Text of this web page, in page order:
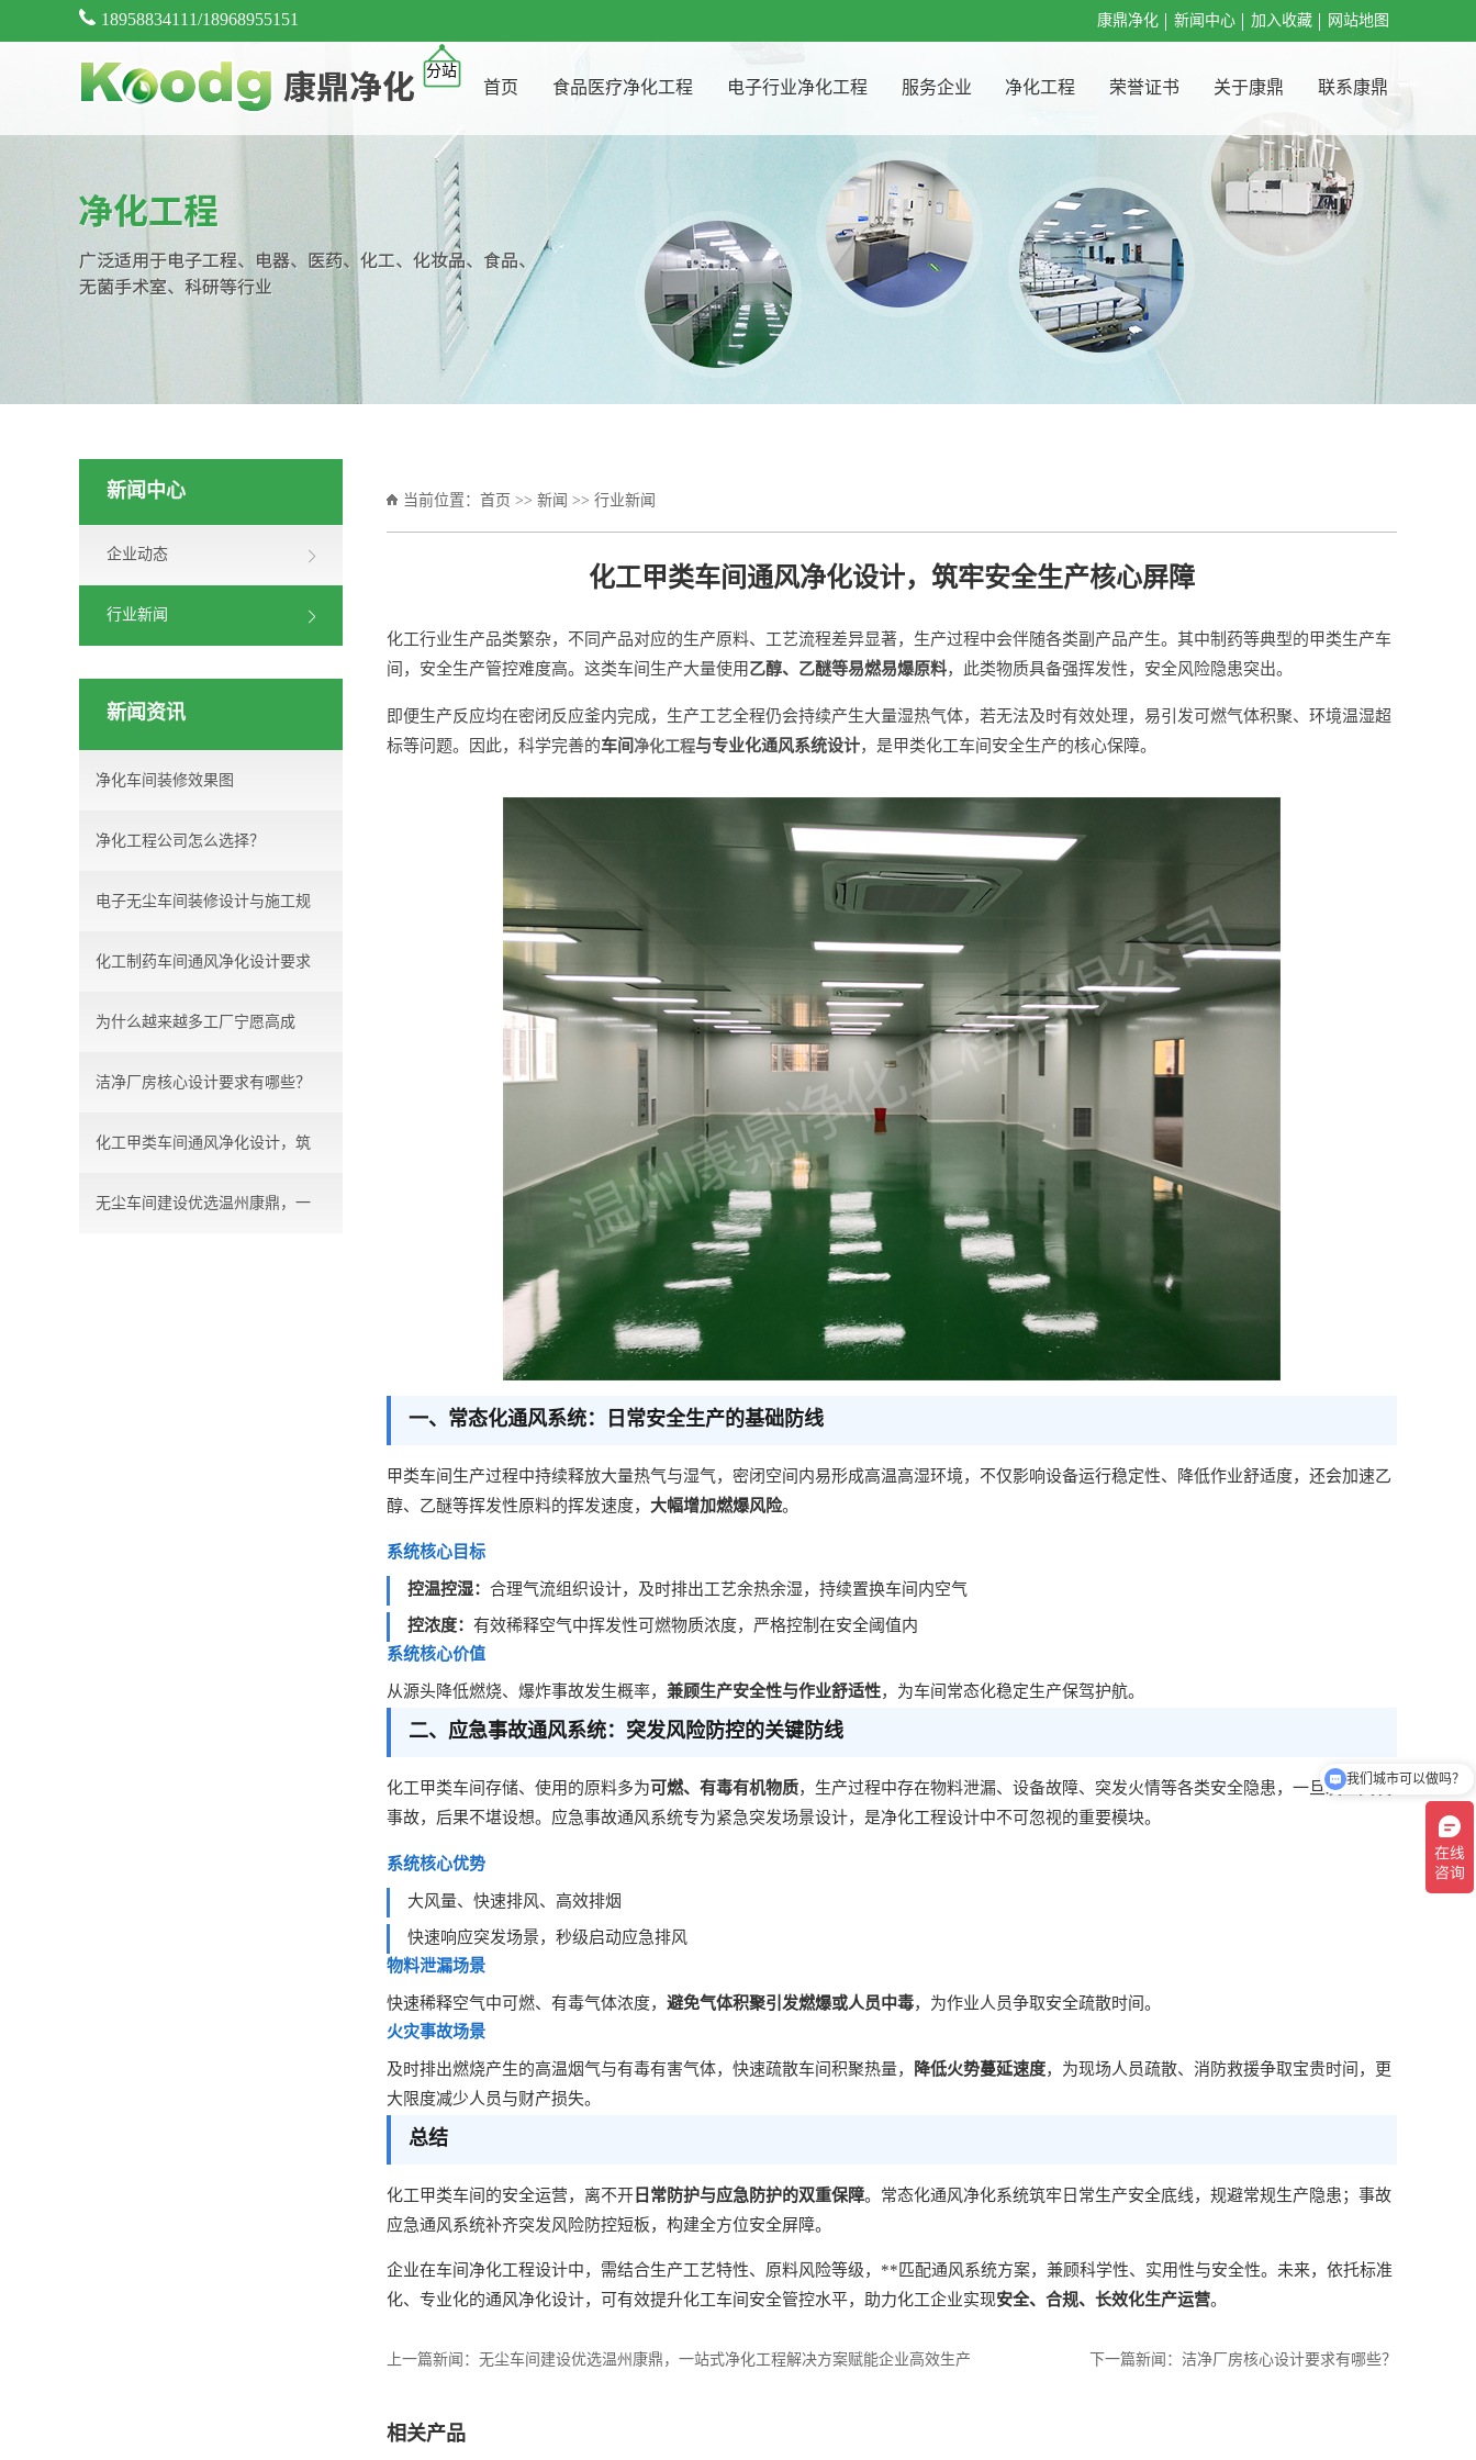
18958834111/18968955151 康鼎净化 新闻中心 加入收藏 网站地图
分站
首页 食品医疗净化工程 电子行业净化工程 服务企业 净化工程 荣誉证书 关于康鼎 联系康鼎
新闻中心
企业动态
行业新闻
新闻资讯
净化车间装修效果图
净化工程公司怎么选择？
电子无尘车间装修设计与施工规
范...
化工制药车间通风净化设计要求
为什么越来越多工厂宁愿高成
本，...
洁净厂房核心设计要求有哪些？
化工甲类车间通风净化设计，筑
牢...
无尘车间建设优选温州康鼎，一
当前位置： 首页 >> 新闻 >> 行业新闻
化工甲类车间通风净化设计，筑牢安全生产核心屏障
化工行业生产品类繁杂，不同产品对应的生产原料、工艺流程差异显著，生产过程中会伴随各类副产品产生。其中制药等典型的甲类生产车
间，安全生产管控难度高。这类车间生产大量使用乙醇、乙醚等易燃易爆原料，此类物质具备强挥发性，安全风险隐患突出。
即便生产反应均在密闭反应釜内完成，生产工艺全程仍会持续产生大量湿热气体，若无法及时有效处理，易引发可燃气体积聚、环境温湿超
标等问题。因此，科学完善的车间 净化工程与专业化通风系统设计，是甲类化工车间安全生产的核心保障。
一、常态化通风系统：日常安全生产的基础防线
甲类车间生产过程中持续释放大量热气与湿气，密闭空间内易形成高温高湿环境，不仅影响设备运行稳定性、降低作业舒适度，还会加速乙
醇、乙醚等挥发性原料的挥发速度， 大幅增加燃爆风险。
系统核心目标
控温控湿： 合理气流组织设计，及时排出工艺余热余湿，持续置换车间内空气
控浓度： 有效稀释空气中挥发性可燃物质浓度，严格控制在安全阈值内
系统核心价值
从源头降低燃烧、爆炸事故发生概率， 兼顾生产安全性与作业舒适性，为车间常态化稳定生产保驾护航。
二、应急事故通风系统：突发风险防控的关键防线
化工甲类车间存储、使用的原料多为可燃、有毒有机物质，生产过程中存在物料泄漏、设备故障、突发火情等各类安全隐患，一旦发生突发
事故，后果不堪设想。应急事故通风系统专为紧急突发场景设计，是净化工程设计中不可忽视的重要模块。
系统核心优势
大风量、快速排风、高效排烟
快速响应突发场景，秒级启动应急排风
物料泄漏场景
快速稀释空气中可燃、有毒气体浓度， 避免气体积聚引发燃爆或人员中毒，为作业人员争取安全疏散时间。
火灾事故场景
及时排出燃烧产生的高温烟气与有毒有害气体，快速疏散车间积聚热量， 降低火势蔓延速度，为现场人员疏散、消防救援争取宝贵时间，更
大限度减少人员与财产损失。
总结
化工甲类车间的安全运营，离不开 日常防护与应急防护的双重保障。常态化通风净化系统筑牢日常生产安全底线，规避常规生产隐患；事故
应急通风系统补齐突发风险防控短板，构建全方位安全屏障。
企业在车间净化工程设计中，需结合生产工艺特性、原料风险等级，**匹配通风系统方案，兼顾科学性、实用性与安全性。未来，依托标准
化、专业化的通风净化设计，可有效提升化工车间安全管控水平，助力化工企业实现安全、合规、长效化生产运营。
上一篇新闻： 无尘车间建设优选温州康鼎，一站式净化工程解决方案赋能企业高效生产 下一篇新闻： 洁净厂房核心设计要求有哪些？
相关产品
我们城市可以做吗？